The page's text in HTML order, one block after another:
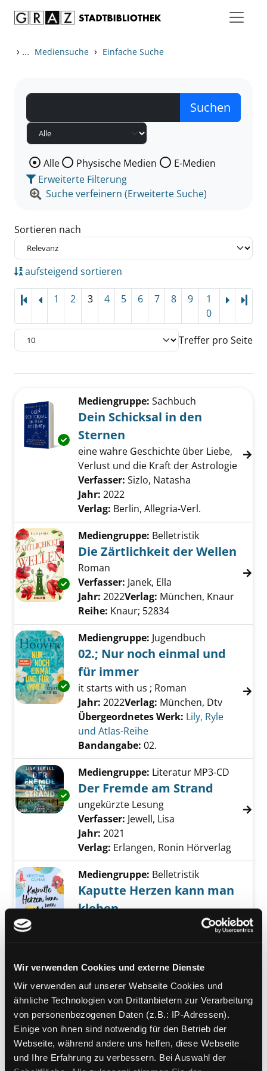
Wir verwenden Cookies und externe Dienste
Wir verwenden auf unserer Webseite Cookies und
ähnliche Technologien von Drittanbietern zur Verarbeitung
von personenbezogenen Daten (z.B.: IP-Adressen).
Einige von ihnen sind notwendig für den Betrieb der
Webseite, während andere uns helfen, diese Webseite
und Ihre Erfahrung zu verbessern. Bei Auswahl der
› ... Mediensuche › Einfache Suche
Wählen Sie die Medienart nach der Sie suchen wollen.
Alle Physische Medien
E-Medien
Erweiterte Filterung
Suche verfeinern (Erweiterte Suche)
Sortieren nach
aufsteigend sortieren
1 2 3 4 5 6 7 8 9
1
0
Treffer pro Seite
Zu den Suchfiltern springen
Exemplar-Details von Dein Schicksal in den
Mediengruppe: Sachbuch
Dein Schicksal in den
Sternen
eine wahre Geschichte über Liebe,
Verlust und die Kraft der Astrologie
Verfasser: Sizlo, Natasha
Jahr: 2022
Verlag: Berlin, Allegria-Verl.
Exemplar-Details von Die Zärtlichkeit der
Mediengruppe: Belletristik
Die Zärtlichkeit der Wellen
Roman
Verfasser: Janek, Ella
Jahr: 2022Verlag: München, Knaur
Reihe: Knaur; 52834
Exemplar-Details von 02.; Nur noch einmal
Mediengruppe: Jugendbuch
02.; Nur noch einmal und
für immer
it starts with us ; Roman
Suche nach diesem Verfasser
Jahr: 2022Verlag: München, Dtv
Übergeordnetes Werk: Lily, Ryle
und Atlas-Reihe
Bandangabe: 02.
Exemplar-Details von Der Fremde am Strand
Mediengruppe: Literatur MP3-CD
Der Fremde am Strand
ungekürzte Lesung
Verfasser: Jewell, Lisa
Jahr: 2021
Verlag: Erlangen, Ronin Hörverlag
Exemplar-Details von Kaputte Herzen kann
Mediengruppe: Belletristik
Kaputte Herzen kann man
kleben
Exemplar-Details von Soul Food anzeigen
Mediengruppe: Jugendbuch
Soul Food
Verfasser:Acevedo, ElizabethSuche
Jahr: 2021
Verlag:Reinbek bei Hamburg,
Rowohlt Taschenbuch-Verl.